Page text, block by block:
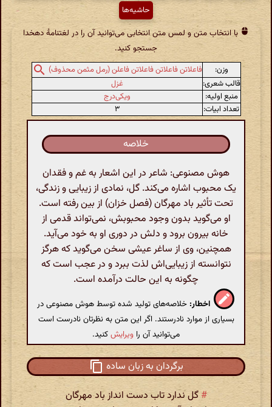
حاشیه‌ها
با انتخاب متن و لمس متن انتخابی می‌توانید آن را در لغتنامهٔ دهخدا
جستجو کنید.
وزن:
فاعلاتن فاعلاتن فاعلاتن فاعلن (رمل مثمن محذوف)
قالب شعری:
غزل
منبع اولیه:
ویکی‌درج
تعداد ابیات:
۳
خلاصه
هوش مصنوعی: شاعر در این اشعار به غم و فقدان
یک محبوب اشاره می‌کند. گل، نمادی از زیبایی و زندگی،
تحت تأثیر باد مهرگان (فصل خزان) از بین رفته است.
او می‌گوید بدون وجود محبوبش، نمی‌تواند قدمی از
خانه بیرون برود و دلش در دوری او به خود می‌آید.
همچنین، وی از ساغر عیشی سخن می‌گوید که هرگز
نتوانسته از زیبایی‌اش لذت ببرد و در عجب است که
چگونه به این حالت درآمده است.
اخطار: خلاصه‌های تولید شده توسط هوش مصنوعی در
بسیاری از موارد نادرستند. اگر این متن به نظرتان نادرست است
می‌توانید آن را ویرایشکنید.
برگردان به زبان ساده
# گل ندارد تاب دست انداز باد مهرگان